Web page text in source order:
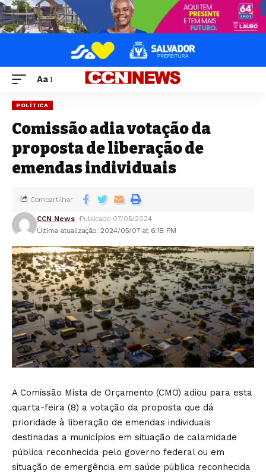
Aa
POLÍTICA
Comissão adia votação da
proposta de liberação de
emendas individuais
Última atualização: 2024/05/07 at 6:18 PM
CCN News Publicado 07/05/2024
Compartilhar
A Comissão Mista de Orçamento (CMO) adiou para esta
quarta-feira (8) a votação da proposta que dá
prioridade à liberação de emendas individuais
destinadas a municípios em situação de calamidade
pública reconhecida pelo governo federal ou em
situação de emergência em saúde pública reconhecida